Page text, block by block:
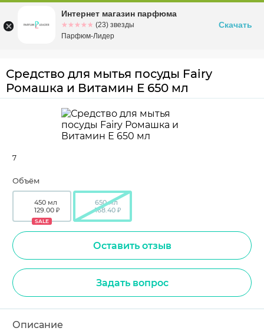
Омскул. Заозерная, 11, к. 1
Средство для мытья посуды Fairy
Ромашка и Витамин Е 650 мл
7
Объём
450 мл
129.00 ₽
SALE
650 мл
168.40 ₽
Оставить отзыв
Задать вопрос
Описание
Интернет магазин парфюма
☆☆☆☆☆
★★★★★ (23) звезды
Парфюм-Лидер
Скачать